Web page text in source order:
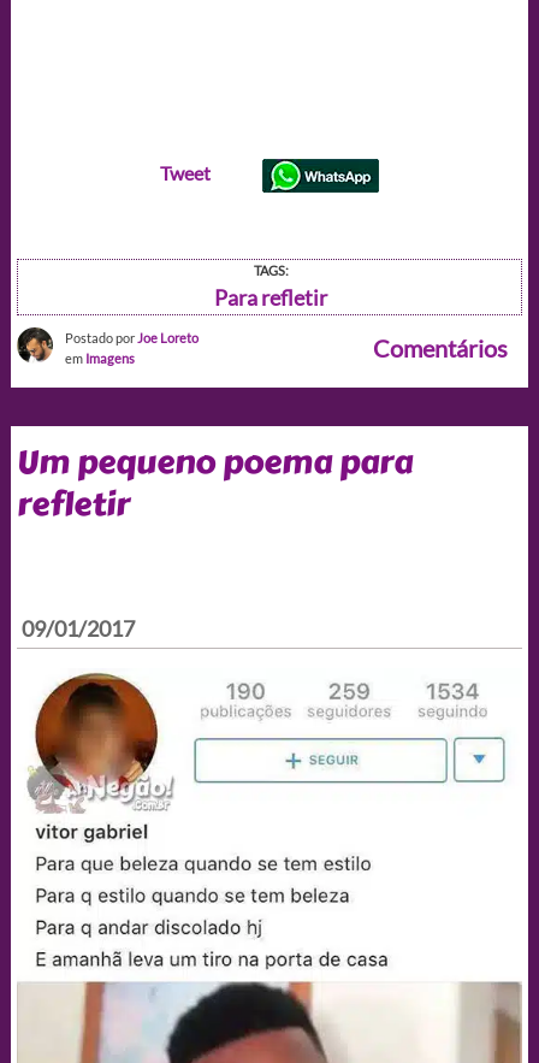
Tweet
TAGS:
Para refletir
Postado por Joe Loreto
em Imagens Comentários
Um pequeno poema para
refletir
09/01/2017